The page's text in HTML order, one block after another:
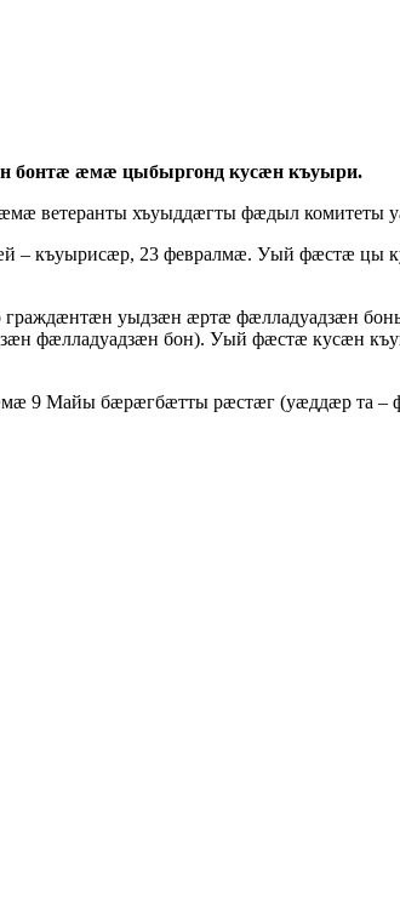
бонтæ æмæ цыбыргонд кусæн къуыри.
хъуыддæгты фæдыл комитеты
– къуырисæр, 23 февралмæ. Уый фæстæ цы
уыдзæн æртæ фæлладуадзæн
фæлладуадзæн бон). Уый фæстæ кусæн
9 Майы бæрæгбæтты рæстæг (уæддæр та